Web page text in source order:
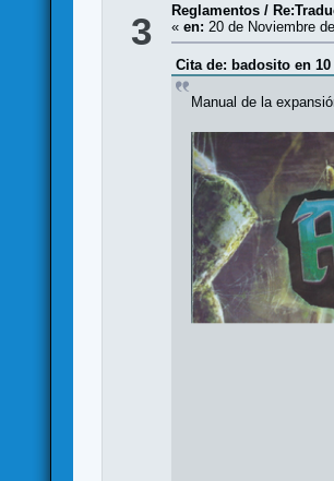
3 Reglamentos /
«en: 20 de Noviembre
Cita de: badosito en
Manual de la